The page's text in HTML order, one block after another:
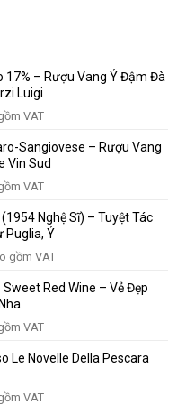
– Rượu Vang Ý Đậm Đà
Luigi
VNĐ.
VAT
Sangiovese – Rượu Vang
Vin Sud
VNĐ.
VAT
Nghệ Sĩ) – Tuyệt Tác
Puglia, Ý
VNĐ.
gồm VAT
Red Wine – Vẻ Đẹp
VAT
Le Novelle Della Pescara
VAT